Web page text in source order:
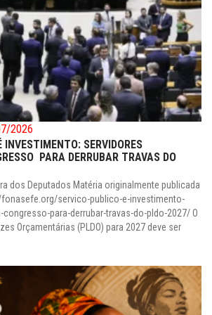
2026
INVESTIMENTO: SERVIDORES
PARA DERRUBAR TRAVAS DO
dos Deputados Matéria originalmente publicada
fonasefe.org/servico-publico-e-investimento-
para-derrubar-travas-do-pldo-2027/ O
Orçamentárias (PLDO) para 2027 deve ser